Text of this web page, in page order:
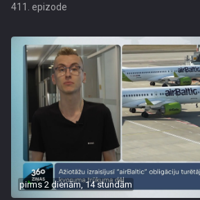
411. epizode
pirms 2 dienām, 14 stundām